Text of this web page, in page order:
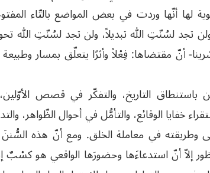
لها أنّها وردت في بعض المواضع بالتّاء
أنّ مقتضاها: فِعْلاً وأثرًا يتعلّق بمسار وطبيعة
باستنطاق التاريخ، والتفكّر في قصص
خفايا الوقائع، والتأمُّل في أحوال الظّواهر،
وطريقته في معاملة الخلق. ومع أنّ هذه
إلاّ أنّ استدعاءَها وحضورَها الواقعي هو